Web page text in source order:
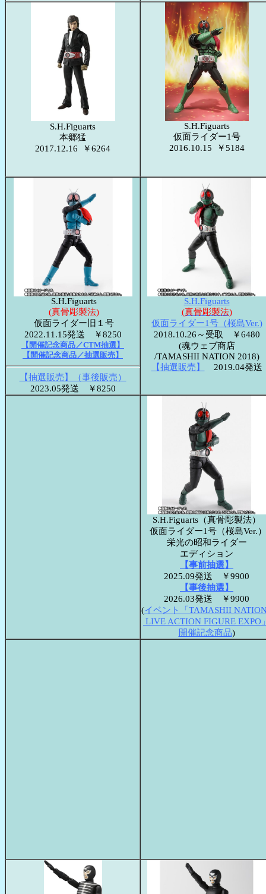
S.H.Figuarts
本郷猛
2017.12.16 ￥6264
S.H.Figuarts
仮面ライダー1号
2016.10.15 ￥5184
S.H.Figuarts
(真骨彫製法)
仮面ライダー旧１号
2022.11.15発送 ￥8250
【開催記念商品／CTM抽選】
【開催記念商品／抽選販売】
【抽選販売】（事後販売）
2023.05発送 ￥8250
S.H.Figuarts
(真骨彫製法)
仮面ライダー1号（桜島Ver.)
2018.10.26～受取 ￥6480
(魂ウェブ商店
/TAMASHII NATION 2018)
【抽選販売】
2019.04発送
S.H.Figuarts（真骨彫製法）
仮面ライダー1号（桜島Ver.）
栄光の昭和ライダー
エディション
【事前抽選】
2025.09発送 ￥9900
【事後抽選】
2026.03発送 ￥9900
(イベント「TAMASHII
LIVE ACTION FIGURE EXPO
開催記念商品)